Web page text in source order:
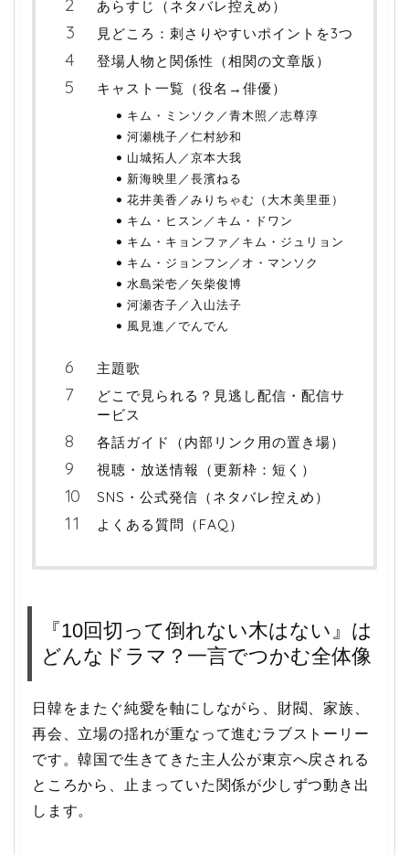
あらすじ（ネタバレ控えめ）
見どころ：刺さりやすいポイントを3つ
登場人物と関係性（相関の文章版）
キャスト一覧（役名→俳優）
キム・ミンソク／青木照／志尊淳
河瀬桃子／仁村紗和
山城拓人／京本大我
新海映里／長濱ねる
花井美香／みりちゃむ（大木美里亜）
キム・ヒスン／キム・ドワン
キム・キョンファ／キム・ジュリョン
キム・ジョンフン／オ・マンソク
水島栄壱／矢柴俊博
河瀬杏子／入山法子
風見進／でんでん
主題歌
どこで見られる？見逃し配信・配信サ
ービス
各話ガイド（内部リンク用の置き場）
視聴・放送情報（更新枠：短く）
SNS・公式発信（ネタバレ控えめ）
よくある質問（FAQ）
『10回切って倒れない木はない』は
どんなドラマ？一言でつかむ全体像
日韓をまたぐ純愛を軸にしながら、財閥、家族、
再会、立場の揺れが重なって進むラブストーリー
です。韓国で生きてきた主人公が東京へ戻される
ところから、止まっていた関係が少しずつ動き出
します。